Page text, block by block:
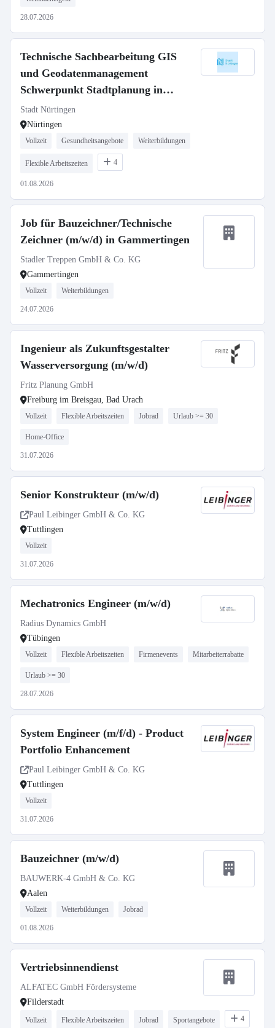
28.07.2026
Technische Sachbearbeitung GIS
und Geodatenmanagement
Schwerpunkt Stadtplanung in
Vollzeit für das Stadtplanungsamt
(m/w/d)
Stadt Nürtingen
Nürtingen
Vollzeit Gesundheitsangebote Weiterbildungen
Flexible Arbeitszeiten 4
01.08.2026
Job für Bauzeichner/Technische
Zeichner (m/w/d) in Gammertingen
Stadler Treppen GmbH & Co. KG
Gammertingen
Vollzeit Weiterbildungen
24.07.2026
Ingenieur als Zukunftsgestalter
Wasserversorgung (m/w/d)
Fritz Planung GmbH
Freiburg im Breisgau, Bad Urach
Vollzeit Flexible Arbeitszeiten Jobrad Urlaub >= 30
Home-Office
31.07.2026
Senior Konstrukteur (m/w/d)
Paul Leibinger GmbH & Co. KG
Tuttlingen
Vollzeit
31.07.2026
Mechatronics Engineer (m/w/d)
Radius Dynamics GmbH
Tübingen
Vollzeit Flexible Arbeitszeiten Firmenevents Mitarbeiterrabatte
Urlaub >= 30
28.07.2026
System Engineer (m/f/d) - Product
Portfolio Enhancement
Paul Leibinger GmbH & Co. KG
Tuttlingen
Vollzeit
31.07.2026
Bauzeichner (m/w/d)
BAUWERK-4 GmbH & Co. KG
Aalen
Vollzeit Weiterbildungen Jobrad
01.08.2026
Vertriebsinnendienst
ALFATEC GmbH Fördersysteme
Filderstadt
Vollzeit Flexible Arbeitszeiten Jobrad Sportangebote 4